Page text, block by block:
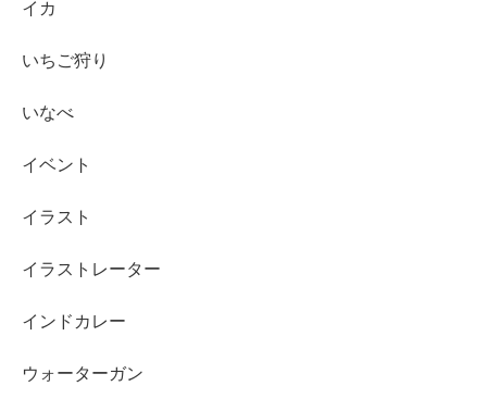
イカ
いちご狩り
いなべ
イベント
イラスト
イラストレーター
インドカレー
ウォーターガン